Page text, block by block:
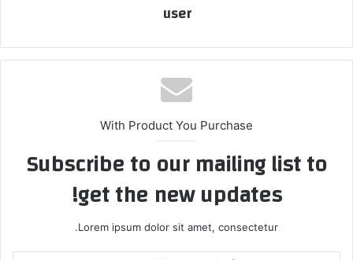
user
With Product You Purchase
Subscribe to our mailing list to
get the new updates!
Lorem ipsum dolor sit amet, consectetur.